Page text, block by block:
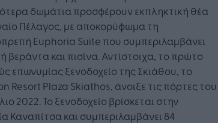
δωμάτια προσφέρουν εκπληκτική θέα
Πέλαγος, με αποκορύφωμα τη
Euphoria Suite που συμπεριλαμβάνει
βεράντα και πισίνα. Αντίστοιχα, το πρώτο
επωνυμίας ξενοδοχείο της Σκιάθου, το
Resort Plaza Skiathos, άνοιξε τις πόρτες του
2022. Το ξενοδοχείο βρίσκεται στην
Καναπίτσα και συμπεριλαμβάνει 84